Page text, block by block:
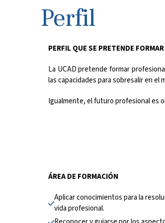
Perfil
PERFIL QUE SE PRETENDE FORMAR
La UCAD pretende formar
las capacidades para sobresalir en
Igualmente, el futuro profesional es
ÁREA DE FORMACIÓN
Aplicar conocimientos para la
vida profesional.